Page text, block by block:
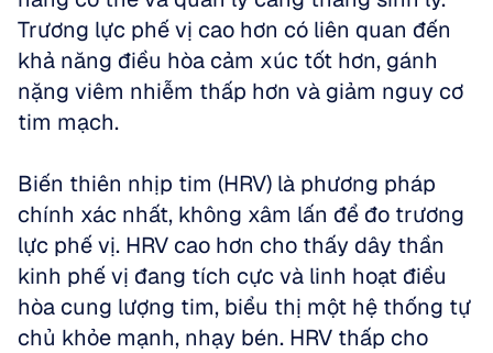
Trương lực phế vị cao hơn có liên quan đến
khả năng điều hòa cảm xúc tốt hơn, gánh
nặng viêm nhiễm thấp hơn và giảm nguy cơ
tim mạch.
Biến thiên nhịp tim (HRV) là phương pháp
chính xác nhất, không xâm lấn để đo trương
lực phế vị. HRV cao hơn cho thấy dây thần
kinh phế vị đang tích cực và linh hoạt điều
hòa cung lượng tim, biểu thị một hệ thống tự
chủ khỏe mạnh, nhạy bén. HRV thấp cho